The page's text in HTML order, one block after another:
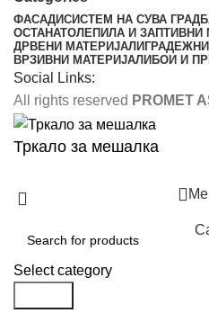
ФАСАДИСИСТЕМ НА СУВА
ОСТАНАТОЛЕПИЛА И ЗАПТИВНИ
ДРВЕНИ МАТЕРИЈАЛИ
ВРЗИВНИ МАТЕРИЈАЛИ БОИ И
Social Links:
All rights reserved PROMET
Тркало за мешалка
Select category